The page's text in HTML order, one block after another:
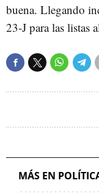
buena. Llegando
23-J para las listas
MÁS EN